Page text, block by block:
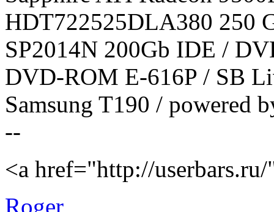
HDT722525DLA380 250
SP2014N 200Gb IDE /
DVD-ROM E-616P / SB
Samsung T190 / powered
--
<a href="http://
Roger